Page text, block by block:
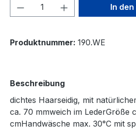
Produkt Anzahl: Gib
In
Produktnummer: 190.WE
Beschreibung
dichtes Haarseidig, mit
ca. 70 mmweich im LederGröße
cmHandwäsche max. 30°C mit